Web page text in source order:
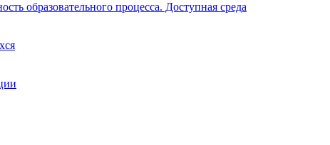
образовательного процесса. Доступная среда